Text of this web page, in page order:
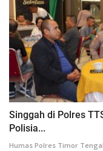
Singgah di Polres
Polisia...
Humas Polres Timor